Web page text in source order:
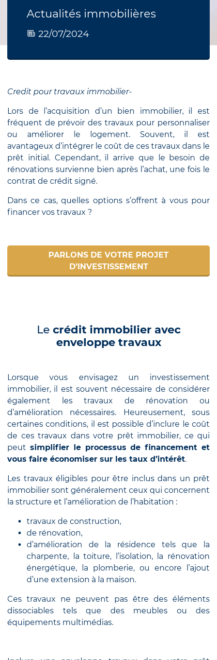
Actualités immobilières
22/07/2024
Credit pour travaux immobilier-
Lors de l’acquisition d’un bien immobilier, il est
fréquent de prévoir des travaux pour personnaliser
ou améliorer le logement. Souvent, il est
avantageux d’intégrer le coût de ces travaux dans le
prêt initial. Cependant, il arrive que le besoin de
rénovations survienne bien après l’achat, une fois le
contrat de crédit signé.
Dans ce cas, quelles options s’offrent à vous pour
financer vos travaux ?
PARLONS DE VOTRE PROJET
D’INVESTISSEMENT
Le crédit immobilier avec
enveloppe travaux
Lorsque vous envisagez un investissement
immobilier, il est souvent nécessaire de considérer
également les travaux de rénovation ou
d’amélioration nécessaires. Heureusement, sous
certaines conditions, il est possible d’inclure le coût
de ces travaux dans votre prêt immobilier, ce qui
peut simplifier le processus de financement et
vous faire économiser sur les taux d’intérêt.
Les travaux éligibles pour être inclus dans un prêt
immobilier sont généralement ceux qui concernent
la structure et l’amélioration de l’habitation :
travaux de construction,
de rénovation,
d’amélioration de la résidence tels que la
charpente, la toiture, l’isolation, la rénovation
énergétique, la plomberie, ou encore l’ajout
d’une extension à la maison.
Ces travaux ne peuvent pas être des éléments
dissociables tels que des meubles ou des
équipements multimédias.